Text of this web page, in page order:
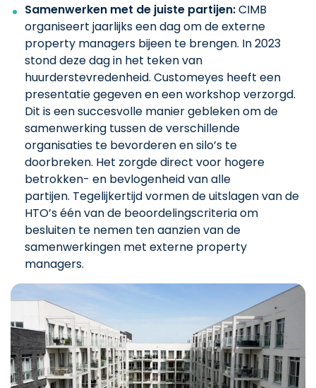
Samenwerken met de juiste partijen:CIMB
organiseert jaarlijks een dag om de externe
property managers bijeen te brengen. In 2023
stond deze dag in het teken van
huurderstevredenheid. Customeyes heeft een
presentatie gegeven en een workshop verzorgd.
Dit is een succesvolle manier gebleken om de
samenwerking tussen de verschillende
organisaties te bevorderen en silo’s te
doorbreken. Het zorgde direct voor hogere
betrokken- en bevlogenheid van alle
partijen. Tegelijkertijd vormen de uitslagen van de
HTO’s één van de beoordelingscriteria om
besluiten te nemen ten aanzien van de
samenwerkingen met externe property
managers.